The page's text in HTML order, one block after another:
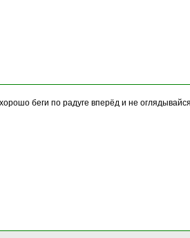
беги по радуге вперёд и не